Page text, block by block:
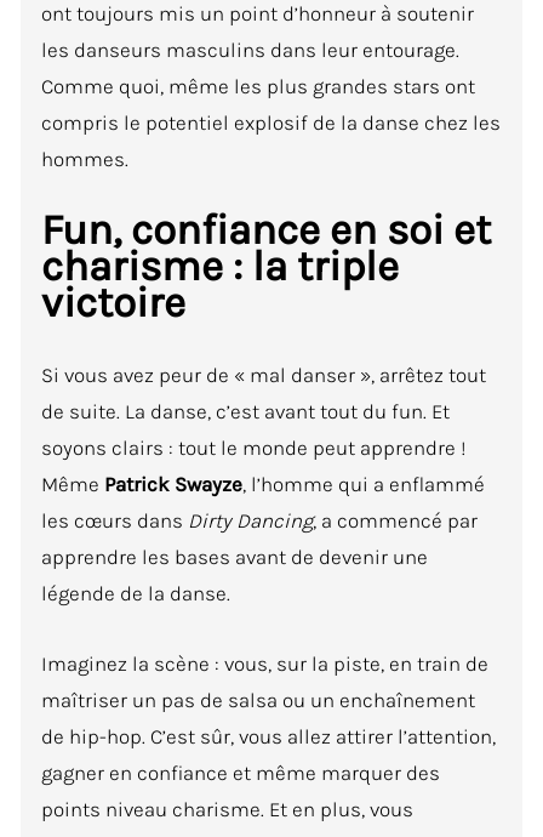
ont toujours mis un point d’honneur à soutenir
les danseurs masculins dans leur entourage.
Comme quoi, même les plus grandes stars ont
compris le potentiel explosif de la danse chez les
hommes.
Fun, confiance en soi et
charisme : la triple
victoire
Si vous avez peur de « mal danser », arrêtez tout
de suite. La danse, c’est avant tout du fun. Et
soyons clairs : tout le monde peut apprendre !
Même Patrick Swayze, l’homme qui a enflammé
les cœurs dans Dirty Dancing, a commencé par
apprendre les bases avant de devenir une
légende de la danse.
Imaginez la scène : vous, sur la piste, en train de
maîtriser un pas de salsa ou un enchaînement
de hip-hop. C’est sûr, vous allez attirer l’attention,
gagner en confiance et même marquer des
points niveau charisme. Et en plus, vous